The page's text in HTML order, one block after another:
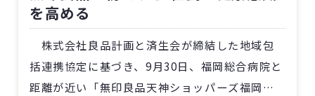
を高める
株式会社良品計画と済生会が締結した地域包
括連携協定に基づき、9月30日、福岡総合病院と
距離が近い「無印良品天神ショッパーズ福岡